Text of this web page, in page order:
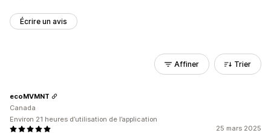
Écrire un avis
Affiner Trier
25 mars 2025
ecoMVMNT
Canada
Environ 21 heures d’utilisation de l’application